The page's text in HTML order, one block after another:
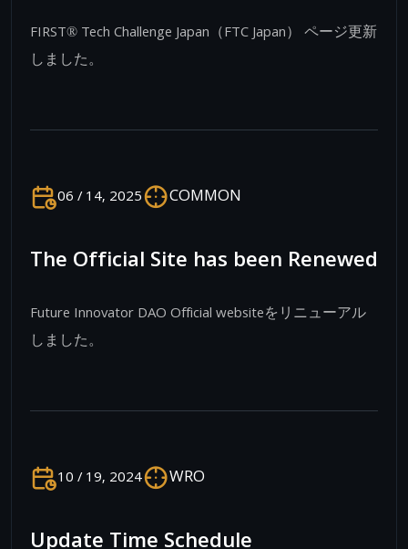
FIRST® Tech Challenge Japan（FTC Japan） ページ更新
しました。
06 / 14, 2025 COMMON
The Official Site has been Renewed
Future Innovator DAO Official websiteをリニューアル
しました。
10 / 19, 2024 WRO